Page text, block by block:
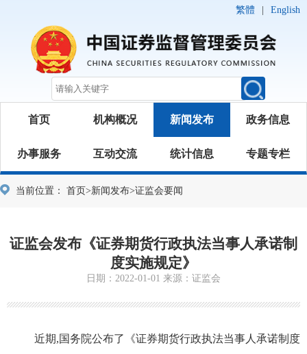
繁體 English
首页 机构概况 新闻发布 政务信息
办事服务 互动交流 统计信息 专题专栏
当前位置： 首页>新闻发布>证监会要闻
证监会发布《证券期货行政执法当事人承诺制
度实施规定》
日期：2022-01-01 来源：证监会
近期,国务院公布了《证券期货行政执法当事人承诺制度